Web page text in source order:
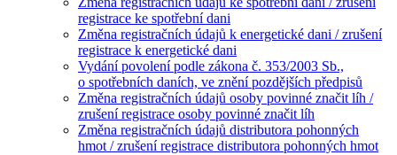
registrace ke spotřební dani
Změna registračních údajů k energetické dani / zrušení
registrace k energetické dani
Vydání povolení podle zákona č. 353/2003 Sb.,
o spotřebních daních, ve znění pozdějších předpisů
Změna registračních údajů osoby povinné značit líh /
zrušení registrace osoby povinné značit líh
Změna registračních údajů distributora pohonných
hmot / zrušení registrace distributora pohonných hmot